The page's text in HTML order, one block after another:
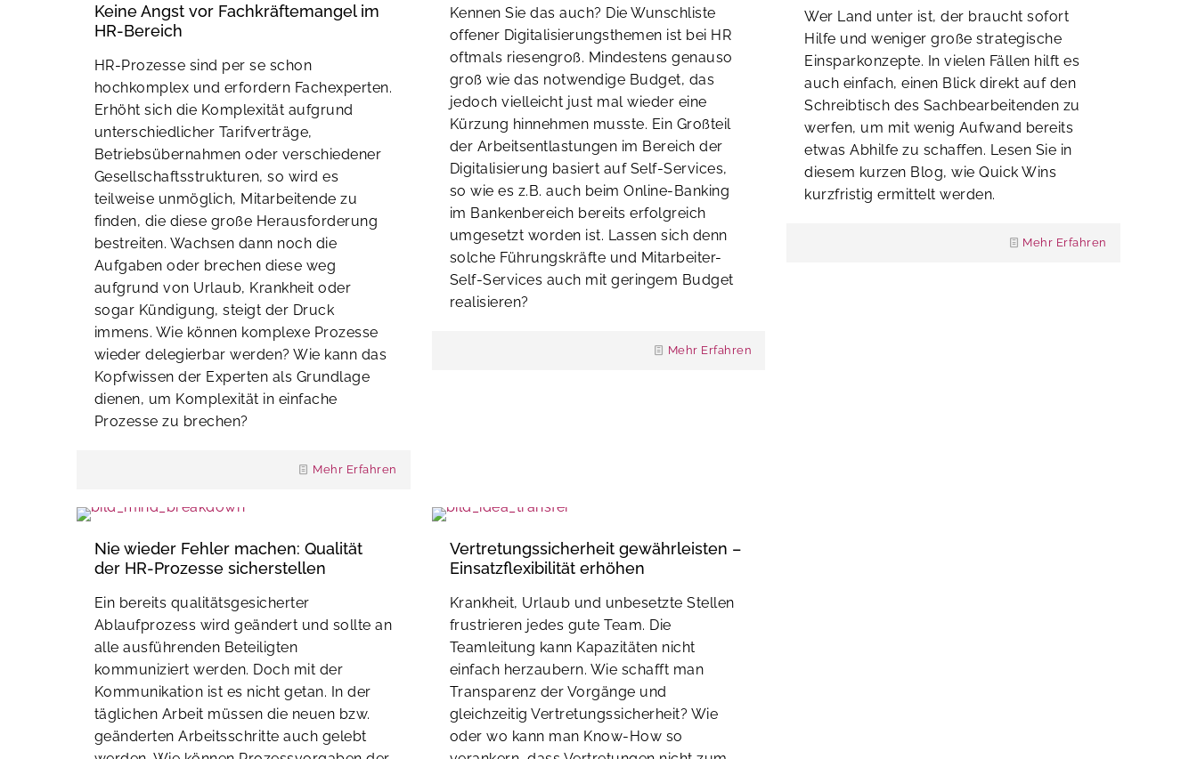
Keine Angst vor Fachkräftemangel im
HR-Bereich
HR-Prozesse sind per se schon
hochkomplex und erfordern Fachexperten.
Erhöht sich die Komplexität aufgrund
unterschiedlicher Tarifverträge,
Betriebsübernahmen oder verschiedener
Gesellschaftsstrukturen, so wird es
teilweise unmöglich, Mitarbeitende zu
finden, die diese große Herausforderung
bestreiten. Wachsen dann noch die
Aufgaben oder brechen diese weg
aufgrund von Urlaub, Krankheit oder
sogar Kündigung, steigt der Druck
immens. Wie können komplexe Prozesse
wieder delegierbar werden? Wie kann das
Kopfwissen der Experten als Grundlage
dienen, um Komplexität in einfache
Prozesse zu brechen?
Mehr Erfahren
Kennen Sie das auch? Die Wunschliste
offener Digitalisierungsthemen ist bei HR
oftmals riesengroß. Mindestens genauso
groß wie das notwendige Budget, das
jedoch vielleicht just mal wieder eine
Kürzung hinnehmen musste. Ein Großteil
der Arbeitsentlastungen im Bereich der
Digitalisierung basiert auf Self-Services,
so wie es z.B. auch beim Online-Banking
im Bankenbereich bereits erfolgreich
umgesetzt worden ist. Lassen sich denn
solche Führungskräfte und Mitarbeiter-
Self-Services auch mit geringem Budget
realisieren?
Mehr Erfahren
Wer Land unter ist, der braucht sofort
Hilfe und weniger große strategische
Einsparkonzepte. In vielen Fällen hilft es
auch einfach, einen Blick direkt auf den
Schreibtisch des Sachbearbeitenden zu
werfen, um mit wenig Aufwand bereits
etwas Abhilfe zu schaffen. Lesen Sie in
diesem kurzen Blog, wie Quick Wins
kurzfristig ermittelt werden.
Mehr Erfahren
Nie wieder Fehler machen: Qualität
der HR-Prozesse sicherstellen
Ein bereits qualitätsgesicherter
Ablaufprozess wird geändert und sollte an
alle ausführenden Beteiligten
kommuniziert werden. Doch mit der
Kommunikation ist es nicht getan. In der
täglichen Arbeit müssen die neuen bzw.
geänderten Arbeitsschritte auch gelebt
Vertretungssicherheit gewährleisten –
Einsatzflexibilität erhöhen
Krankheit, Urlaub und unbesetzte Stellen
frustrieren jedes gute Team. Die
Teamleitung kann Kapazitäten nicht
einfach herzaubern. Wie schafft man
Transparenz der Vorgänge und
gleichzeitig Vertretungssicherheit? Wie
oder wo kann man Know-How so